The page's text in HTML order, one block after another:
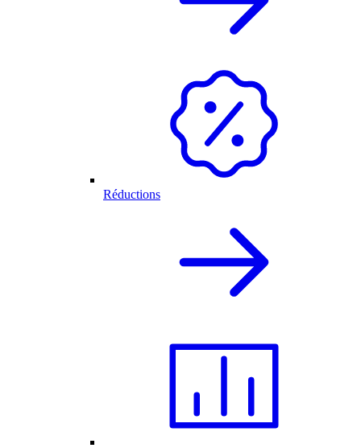
Réductions